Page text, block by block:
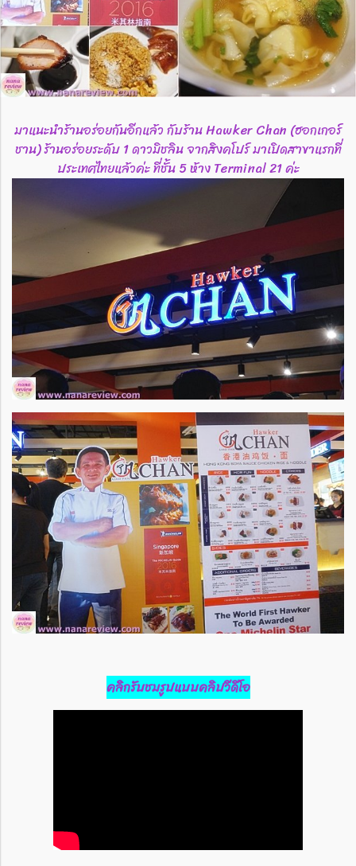
มาแนะนำร้านอร่อยกันอีกแล้ว กับร้าน Hawker Chan (ฮอกเกอร์
ชาน) ร้านอร่อยระดับ 1 ดาวมิชลิน จากสิงคโปร์ มาเปิดสาขาแรกที่
ประเทศไทยแล้วค่ะ ที่ชั้น 5 ห้าง Terminal 21 ค่ะ
คลิกรับชมรูปแบบคลิปวีดีโอ